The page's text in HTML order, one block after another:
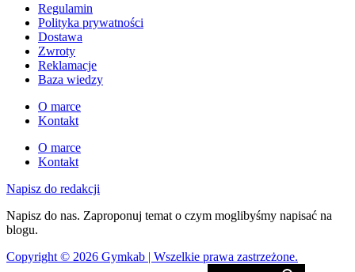
Regulamin
Polityka prywatności
Dostawa
Zwroty
Reklamacje
Baza wiedzy
O marce
Kontakt
O marce
Kontakt
Napisz do redakcji
Napisz do nas. Zaproponuj temat o czym moglibyśmy napisać na
blogu.
Copyright © 2026 Gymkab | Wszelkie prawa zastrzeżone.